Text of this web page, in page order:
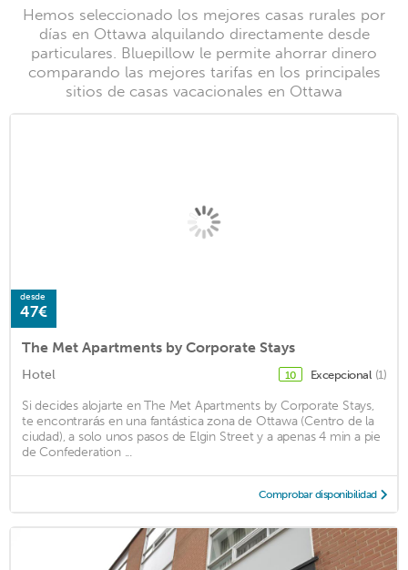
Hemos seleccionado los mejores casas rurales por
días en Ottawa alquilando directamente desde
particulares. Bluepillow le permite ahorrar dinero
comparando las mejores tarifas en los principales
sitios de casas vacacionales en Ottawa
desde
47€
The Met Apartments by Corporate Stays
Hotel 10 Excepcional (1)
Si decides alojarte en The Met Apartments by Corporate Stays,
te encontrarás en una fantástica zona de Ottawa (Centro de la
ciudad), a solo unos pasos de Elgin Street y a apenas 4 min a pie
de Confederation ...
Comprobar disponibilidad